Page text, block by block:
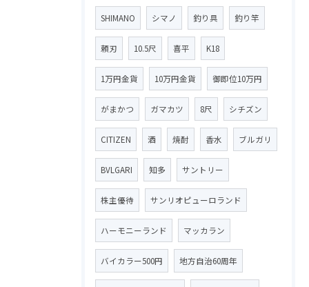
SHIMANO シマノ 釣り具 釣り竿
頼刃 10.5尺 喜平 K18
1万円金貨 10万円金貨 御即位10万円
がまかつ ガマカツ 8尺 シチズン
CITIZEN 酒 焼酎 香水 ブルガリ
BVLGARI 知多 サントリー
株主優待 サンリオピューロランド
ハーモニーランド マッカラン
バイカラー500円 地方自治60周年